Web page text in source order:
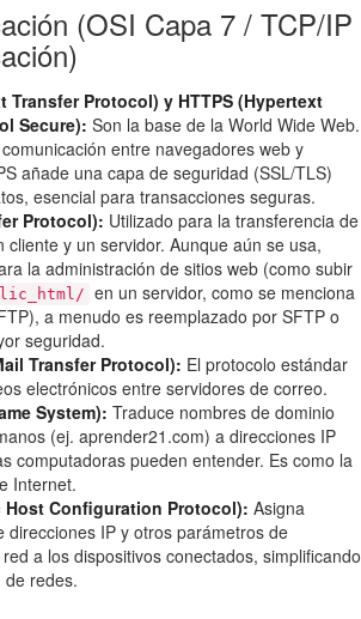
(OSI Capa 7 / TCP/IP
Transfer Protocol) y HTTPS (Hypertext
Secure): Son la base de la World Wide Web.
entre navegadores web y
añade una capa de seguridad (SSL/TLS)
esencial para transacciones seguras.
Protocol): Utilizado para la transferencia de
cliente y un servidor. Aunque aún se usa,
la administración de sitios web (como subir
en un servidor, como se menciona
a menudo es reemplazado por SFTP o
seguridad.
Transfer Protocol): El protocolo estándar
electrónicos entre servidores de correo.
System): Traduce nombres de dominio
(ej. aprender21.com) a direcciones IP
computadoras pueden entender. Es como la
Internet.
Host Configuration Protocol): Asigna
direcciones IP y otros parámetros de
a los dispositivos conectados, simplificando
de redes.